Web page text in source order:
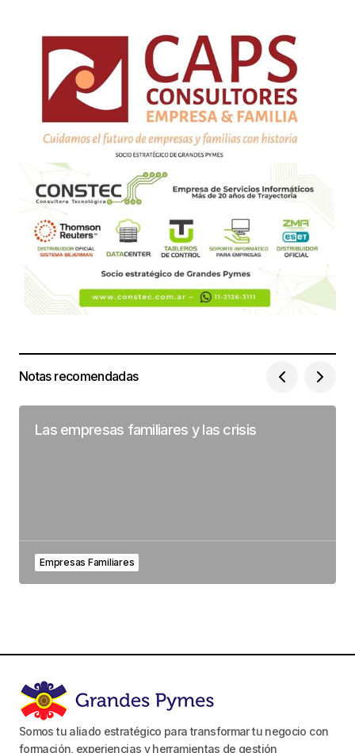
Notas recomendadas
Las empresas familiares y las crisis
Empresas Familiares
Somos tu aliado estratégico para transformar tu negocio con
formación, experiencias y herramientas de gestión